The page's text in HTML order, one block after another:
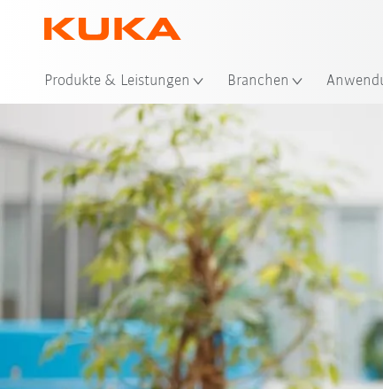
Produkte & Leistungen Branchen